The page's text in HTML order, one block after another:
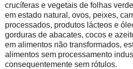
crucíferas e vegetais de folhas
em estado natural, ovos, peixes,
processados, produtos lácteos e
gorduras de abacates, cocos e
em alimentos não transformados,
alimentos sem processamento
consequentemente sem rótulos.